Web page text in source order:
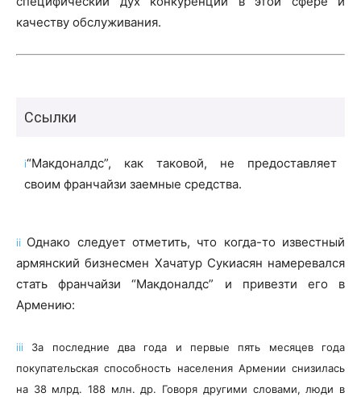
качеству обслуживания.
Ссылки
i“Макдоналдс”, как таковой, не предоставляет
своим франчайзи заемные средства.
ii Однако следует отметить, что когда-то известный
армянский бизнесмен Хачатур Сукиасян намеревался
стать франчайзи “Макдоналдс” и привезти его в
Армению:
iii За последние два года и первые пять месяцев года
покупательская способность населения Армении снизилась
на 38 млрд. 188 млн. др. Говоря другими словами, люди в